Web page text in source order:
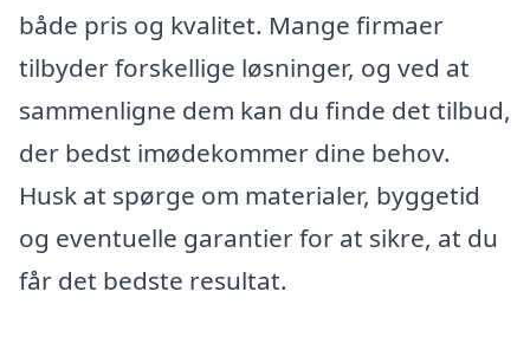
både pris og kvalitet. Mange firmaer
tilbyder forskellige løsninger, og ved at
sammenligne dem kan du finde det tilbud,
der bedst imødekommer dine behov.
Husk at spørge om materialer, byggetid
og eventuelle garantier for at sikre, at du
får det bedste resultat.